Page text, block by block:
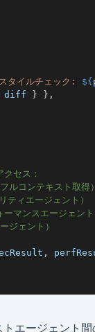
スタイルチェック: ${
diff } } ,
セス：
コンテキスト取得
ィエージェント）
マンスエージェン
ェント）
,
エージェント間